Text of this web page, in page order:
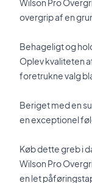
Wilson Pro
overgrip af en
Behageligt og
Oplev kvaliteten
foretrukne valg
Beriget med en
en exceptionel
Køb dette greb i
Wilson Pro
en let